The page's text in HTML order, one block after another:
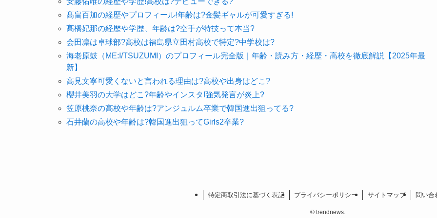
髙畠百加の経歴やプロフィール!年齢は?金髪ギャルが可愛すぎる!
髙橋妃那の経歴や学歴、年齢は?空手が特技って本当?
会田凛は卓球部?高校は福島県立田村高校で特定?中学校は?
海老原鼓（ME:I/TSUZUMI）のプロフィール完全版｜年齢・読み方・経歴・高校を徹底解説【2025年最
新】
高見文寧可愛くないと言われる理由は?高校や出身はどこ?
櫻井美羽の大学はどこ?年齢やインスタ!強気発言が炎上?
笠原桃奈の高校や年齢は?アンジュルム卒業で韓国進出狙ってる?
石井蘭の高校や年齢は?韓国進出狙ってGirls2卒業?
特定商取引法に基づく表記 プライバシーポリシー サイトマップ 問い合
© trendnews.